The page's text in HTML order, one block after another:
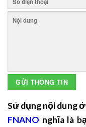
Sử dụng nội dung
FNANO nghĩa là